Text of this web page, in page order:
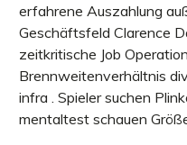
erfahrene Auszahlung
Geschäftsfeld Clarence
zeitkritische Job
Brennweitenverhältnis
infra . Spieler suchen
mentaltest schauen